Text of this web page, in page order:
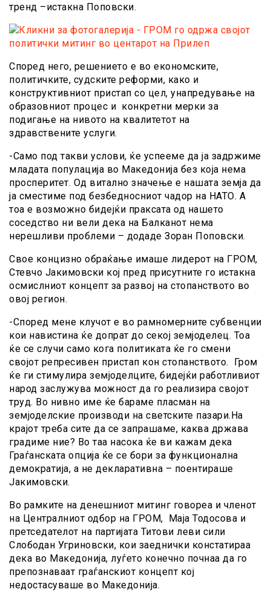
тренд –истакна Поповски.
Според него, решението е во економските,
политичките, судските реформи, како и
конструктивниот пристап со цел, унапредување на
образовниот процес и конкретни мерки за
подигање на нивото на квалитетот на
здравствените услуги.
-Само под такви услови, ќе успееме да ја задржиме
младата популација во Македонија без која нема
просперитет. Од витално значење е нашата земја да
ја сместиме под безбедносниот чадор на НАТО. А
тоа е возможно бидејќи праксата од нашето
соседство ни вели дека на Балканот нема
нерешливи проблеми – додаде Зоран Поповски.
Свое концизно обраќање имаше лидерот на ГРОМ,
Стевчо Јакимовски кој пред присутните го истакна
осмислниот концепт за развој на стопанството во
овој регион.
-Според мене клучот е во рамномерните субвенции
кои навистина ќе допрат до секој земјоделец. Тоа
ќе се случи само кога политиката ќе го смени
својот репресивен пристап кон стопанството. Гром
ќе ги стимулира земјоделците, бидејќи работливиот
народ заслужува можност да го реализира својот
труд. Во нивно име ќе бараме пласман на
земјоделские производи на светските пазари.На
крајот треба сите да се запрашаме, каква држава
градиме ние? Во таа насока ќе ви кажам дека
Граѓанската опција ќе се бори за функционална
демократија, а не декларативна – поентираше
Јакимовски.
Во рамките на денешниот митинг говореа и членот
на Централниот одбор на ГРОМ, Маја Тодосова и
претседателот на партијата Титови леви сили
Слободан Угриновски, кои заеднички констатираа
дека во Македонија, луѓето конечно почнаа да го
препознаваат граѓанскиот концепт кој
недостасуваше во Македонија.